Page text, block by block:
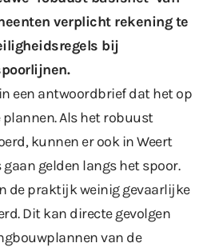
verplicht rekening te
bij
een antwoordbrief dat het op
plannen. Als het robuust
kunnen er ook in Weert
gelden langs het spoor.
de praktijk weinig gevaarlijke
Dit kan directe gevolgen
van de